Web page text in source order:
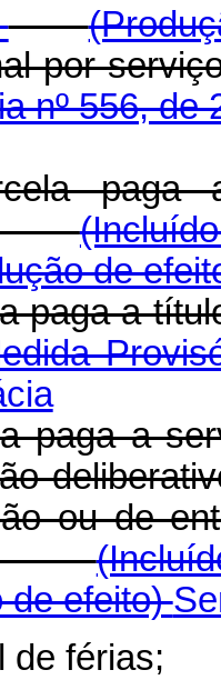
por
nº 556, de
paga
de
paga a
paga a
ou de
de efeito)
de